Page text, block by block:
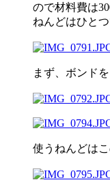
ので材料費は
ねんどはひと
まず、ボンド
使うねんどは